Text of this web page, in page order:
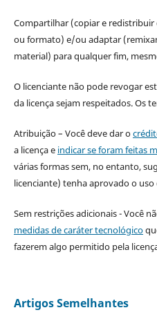
Compartilhar (copiar e
ou formato) e/ou adaptar
material) para qualquer fim,
O licenciante não pode revogar
da licença sejam respeitados. Os
Atribuição – Você deve dar o
a licença e indicar se foram feitas
várias formas sem, no entanto,
licenciante) tenha aprovado o uso
Sem restrições adicionais - Você
medidas de caráter tecnológico
fazerem algo permitido pela
Artigos Semelhantes